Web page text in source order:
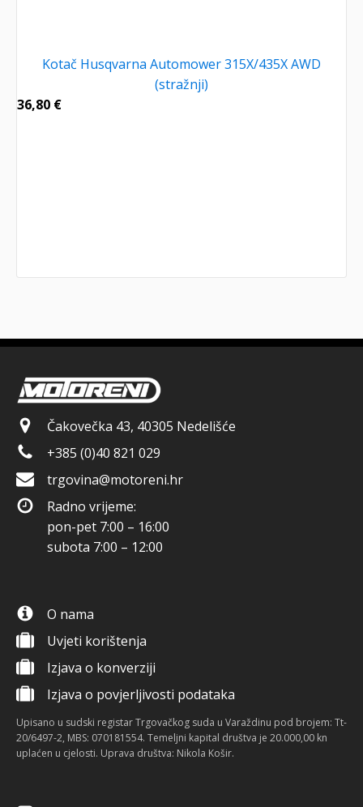
Kotač Husqvarna Automower 315X/435X AWD
(stražnji)
36,80 €
Čakovečka 43, 40305 Nedelišće
+385 (0)40 821 029
trgovina@motoreni.hr
Radno vrijeme:
pon-pet 7:00 – 16:00
subota 7:00 – 12:00
O nama
Uvjeti korištenja
Izjava o konverziji
Izjava o povjerljivosti podataka
Upisano u sudski registar Trgovačkog suda u Varaždinu pod brojem: Tt-
20/6497-2, MBS: 070181554. Temeljni kapital društva je 20.000,00 kn
uplaćen u cjelosti. Uprava društva: Nikola Košir.